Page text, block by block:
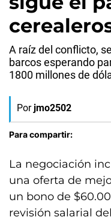
A raíz del conflicto,
barcos esperando
1800 millones de
Por jmo2502
Para compartir:
La negociación
una oferta de
un bono de
revisión salarial